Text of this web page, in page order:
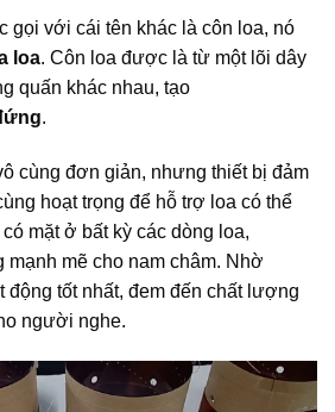
gọi với cái tên khác là côn loa, nó
loa. Côn loa được là từ một lõi dây
quấn khác nhau, tạo
.
cùng đơn giản, nhưng thiết bị đảm
hoạt trọng để hỗ trợ loa có thể
mặt ở bất kỳ các dòng loa,
mẽ cho nam châm. Nhờ
động tốt nhất, đem đến chất lượng
người nghe.